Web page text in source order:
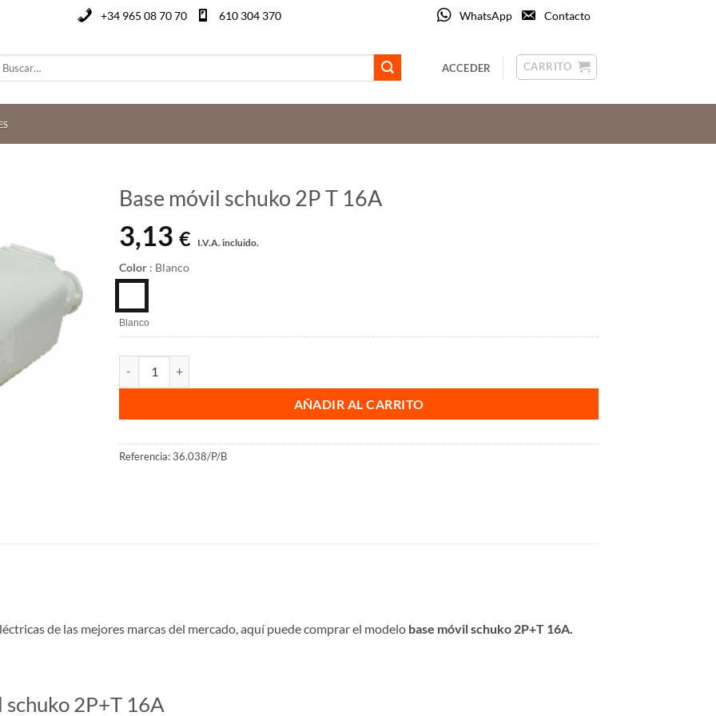
+34 965 08 70 70 610 304 370 WhatsApp Contacto
ACCEDER CARRITO
Base móvil schuko 2P T 16A
3,13 € I.V.A. incluido.
Color : Blanco
Blanco
AÑADIR AL CARRITO
Referencia:36.038/P/B
de las mejores marcas del mercado, aquí puede comprar el modelo base móvil schuko 2P+T 16A.
2P+T 16A